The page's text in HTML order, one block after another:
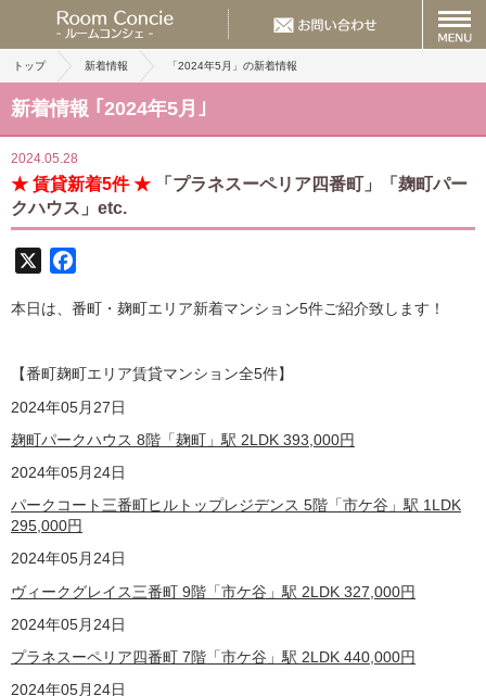
トップ 新着情報 「2024年5月」の新着情報
新着情報 ｢2024年5月｣
2024.05.28
★ 賃貸新着5件 ★
「プラネスーペリア四番町」「麹町パー
クハウス」etc.
本日は、番町・麹町エリア新着マンション5件ご紹介致します！
【番町麹町エリア賃貸マンション全5件】
2024年05月27日
麹町パークハウス 8階「麹町」駅 2LDK 393,000円
2024年05月24日
パークコート三番町ヒルトップレジデンス 5階 「市ケ谷」駅 1LDK
295,000円
2024年05月24日
ヴィークグレイス三番町 9階 「市ケ谷」駅 2LDK 327,000円
2024年05月24日
プラネスーペリア四番町 7階「市ケ谷」駅 2LDK 440,000円
2024年05月24日